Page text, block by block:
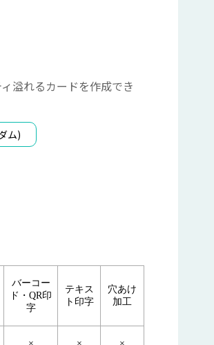
溢れるカードを作成でき
ム)
バーコー
ド・QR印
字
テキス
ト印字
穴あけ
加工